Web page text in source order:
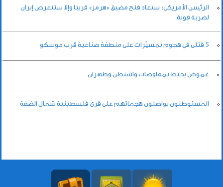
الرئيس الأمريكي: سيعاد فتح مضيق «هرمز» قريبا وإلا ستتعرض إيران
لضربة قوية
5 قتلى في هجوم بمسيّرات على منطقة صناعية قرب موسكو
غموض يحيط بمفاوضات واشنطن وطهران
المستوطنون يواصلون هجماتهم على قرى فلسطينية شمال الضفة